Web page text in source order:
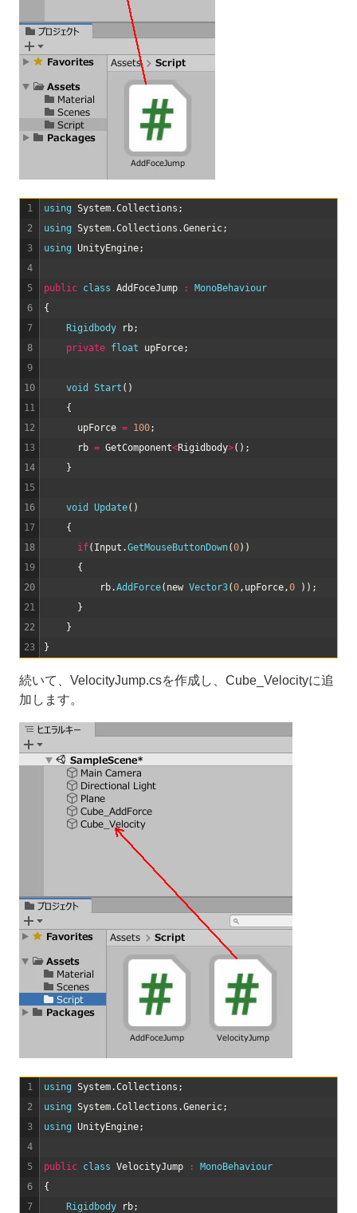
1
2
3
4
5
6
7
8
9
10
11
12
13
14
15
16
17
18
19
20
21
22
23
using System.Collections ;
using System.Collections .Generic;
using UnityEngine;
public class AddFoceJump :
MonoBehaviour
{
Rigidbody
rb;
private float upForce;
void Start ( )
{
upForce = 100;
rb = GetComponent<Rigidbody>( ) ;
}
void Update( )
{
if( Input .GetMouseButtonDown(0) )
{
rb.AddForce( new Vector3(0, upForce,0 ) ) ;
}
}
}
続いて、VelocityJump.csを作成し、Cube_Velocityに追
加します。
1
2
3
4
5
6
7
using System.Collections ;
using System.Collections .Generic;
using UnityEngine;
public class VelocityJump :
MonoBehaviour
{
Rigidbody
rb;